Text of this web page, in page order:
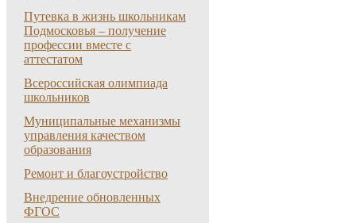
Путевка в жизнь школьникам
Подмосковья – получение
профессии вместе с
аттестатом
Всероссийская олимпиада
школьников
Муниципальные механизмы
управления качеством
образования
Ремонт и благоустройство
Внедрение обновленных
ФГОС